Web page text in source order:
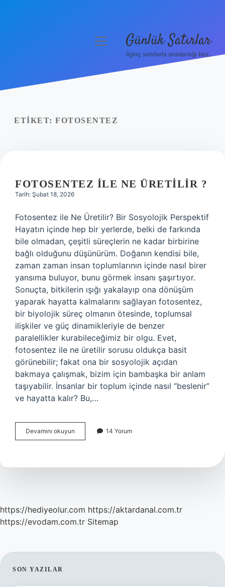
Yasal Uyarı
menüyü Günlük Satırlar
İlginç satırlarla sıradanlığı boz.
ETIKET: FOTOSENTEZ
FOTOSENTEZ ILE NE ÜRETILIR ?
Tarih: Şubat 18, 2026
Fotosentez ile Ne Üretilir? Bir Sosyolojik Perspektif
Hayatın içinde hep bir yerlerde, belki de farkında
bile olmadan, çeşitli süreçlerin ne kadar birbirine
bağlı olduğunu düşünürüm. Doğanın kendisi bile,
zaman zaman insan toplumlarının içinde nasıl birer
yansıma buluyor, bunu görmek insanı şaşırtıyor.
Sonuçta, bitkilerin ışığı yakalayıp ona dönüşüm
yaparak hayatta kalmalarını sağlayan fotosentez,
bir biyolojik süreç olmanın ötesinde, toplumsal
ilişkiler ve güç dinamikleriyle de benzer
paralellikler kurabileceğimiz bir olgu. Evet,
fotosentez ile ne üretilir sorusu oldukça basit
görünebilir; fakat ona bir sosyolojik açıdan
bakmaya çalışmak, bizim için bambaşka bir anlam
taşıyabilir. İnsanlar bir toplum içinde nasıl “beslenir”
ve hayatta kalır? Bu,…
Devamını okuyun Fotosentez
ile
?
14 Yorum
https://hediyeolur.com https://aktardanal.com.tr
https://evodam.com.tr Sitemap
SIDEBAR
SON YAZILAR